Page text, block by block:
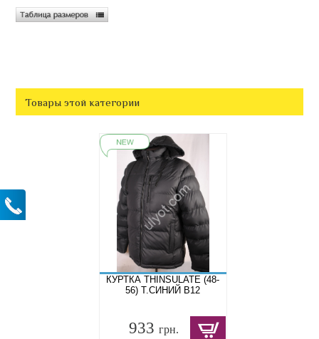
Товары этой категории
КУРТКА THINSULATE (48-
56) Т.СИНИЙ B12
933 грн.